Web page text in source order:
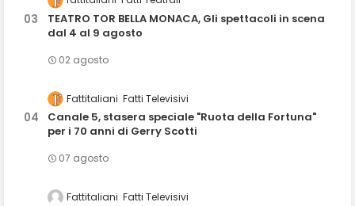
TEATRO TOR BELLA MONACA, Gli spettacoli in scena
dal 4 al 9 agosto
02 agosto
Fattitaliani Fatti Televisivi
Canale 5, stasera speciale "Ruota della Fortuna"
per i 70 anni di Gerry Scotti
07 agosto
Fattitaliani Fatti Televisivi